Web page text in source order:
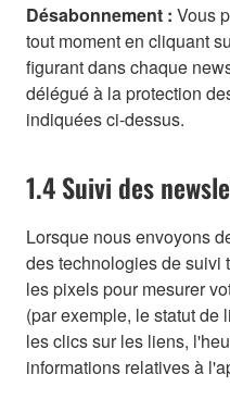
Désabonnement : Vous
tout moment en cliquant
figurant dans chaque
délégué à la protection
indiquées ci-dessus.
1.4 Suivi des
Lorsque nous envoyons
des technologies de suivi
les pixels pour mesurer
(par exemple, le statut de
les clics sur les liens,
informations relatives à